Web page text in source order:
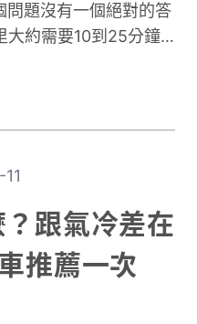
問題沒有一個絕對的答
大約需要10到25分鐘
道路類型是其中之
間差異。這篇文章將
間。我們會分析各種
影響通勤的主要因素。
劃技巧，讓你每天出門
論你是新手騎士還是
己的參考資訊！
跟氣冷差在
推薦一次